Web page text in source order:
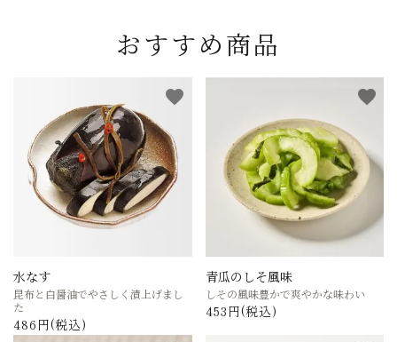
おすすめ商品
水なす
昆布と白醤油でやさしく漬上げまし
た
486円(税込)
favorite
青瓜のしそ風味
しその風味豊かで爽やかな味わい
453円(税込)
favorite